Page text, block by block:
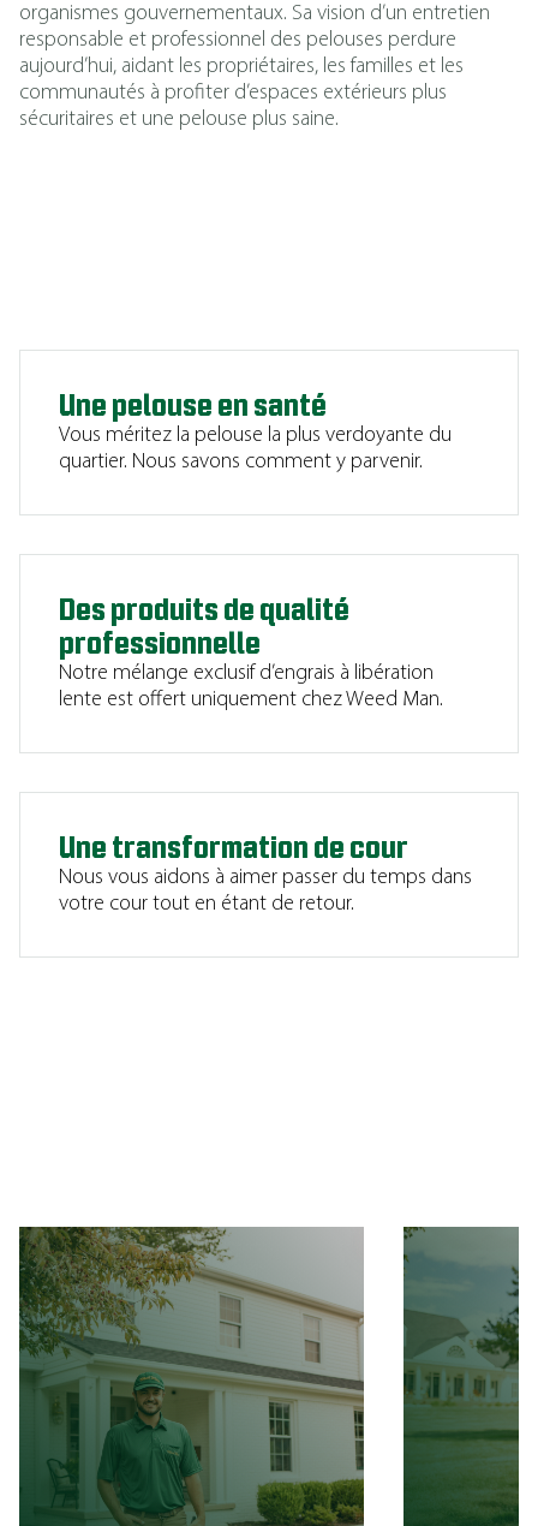
organismes gouvernementaux. Sa vision d’un entretien
responsable et professionnel des pelouses perdure
aujourd’hui, aidant les propriétaires, les familles et les
communautés à profiter d’espaces extérieurs plus
sécuritaires et une pelouse plus saine.
Une pelouse en santé
Vous méritez la pelouse la plus verdoyante du
quartier. Nous savons comment y parvenir.
Des produits de qualité
professionnelle
Notre mélange exclusif d’engrais à libération
lente est offert uniquement chez Weed Man.
Une transformation de cour
Nous vous aidons à aimer passer du temps dans
votre cour tout en étant de retour.